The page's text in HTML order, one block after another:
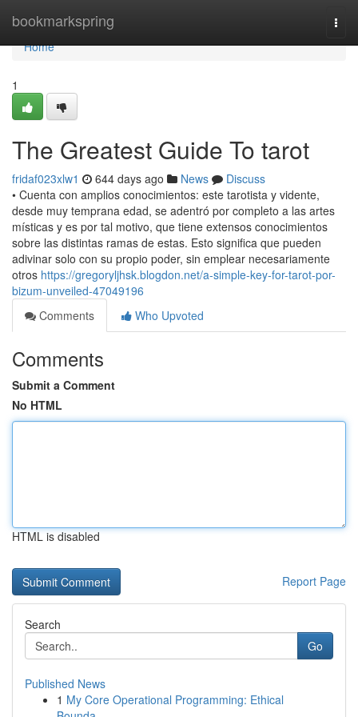
bookmarkspring
Home
Home
1
The Greatest Guide To tarot
fridaf023xlw1 644 days ago News
Discuss
• Cuenta con amplios conocimientos: este tarotista y vidente,
desde muy temprana edad, se adentró por completo a las artes
místicas y es por tal motivo, que tiene extensos conocimientos
sobre las distintas ramas de estas. Esto significa que pueden
adivinar solo con su propio poder, sin emplear necesariamente
otros https://gregoryljhsk.blogdon.net/a-simple-key-for-tarot-por-
bizum-unveiled-47049196
Comments
Who Upvoted
Comments
Submit a Comment
No HTML
HTML is disabled
Report Page
Search
Go
Published News
1 My Core Operational Programming: Ethical